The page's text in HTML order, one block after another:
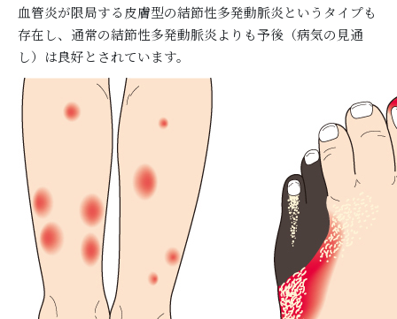
血管炎が限局する皮膚型の結節性多発動脈炎というタイプも
存在し、通常の結節性多発動脈炎よりも予後（病気の見通
し）は良好とされています。